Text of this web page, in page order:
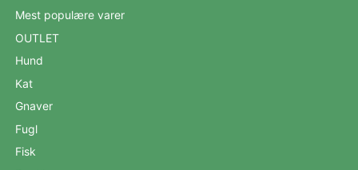
Mest populære varer
OUTLET
Hund
Kat
Gnaver
Fugl
Fisk